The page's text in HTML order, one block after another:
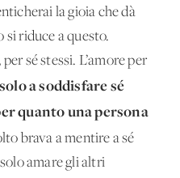
la gioia che dà
si riduce a questo.
sé stessi. L’amore per
a soddisfare sé
quanto una persona
brava a mentire a sé
amare gli altri